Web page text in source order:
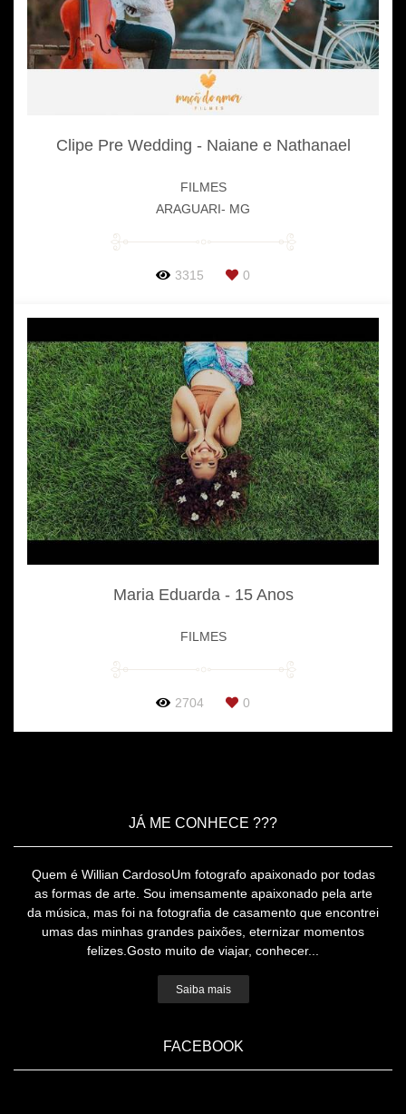
Clipe Pre Wedding - Naiane e Nathanael
FILMES
ARAGUARI- MG
3315 0
Maria Eduarda - 15 Anos
FILMES
2704 0
JÁ ME CONHECE ???
Quem é Willian CardosoUm fotografo apaixonado por todas
as formas de arte. Sou imensamente apaixonado pela arte
da música, mas foi na fotografia de casamento que encontrei
umas das minhas grandes paixões, eternizar momentos
felizes.Gosto muito de viajar, conhecer...
Saiba mais
FACEBOOK